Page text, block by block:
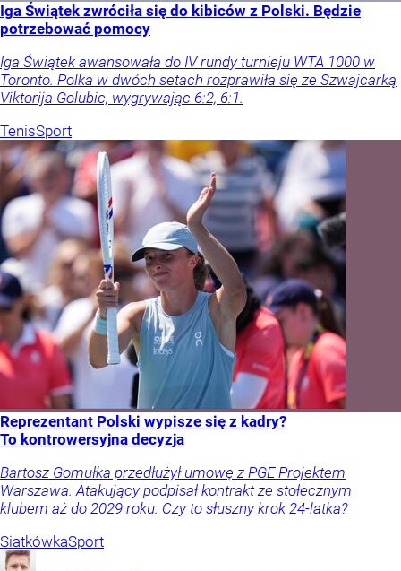
Iga Świątek zwróciła się do kibiców z Polski. Będzie
potrzebować pomocy
Iga Świątek awansowała do IV rundy turnieju WTA 1000 w
Toronto. Polka w dwóch setach rozprawiła się ze Szwajcarką
Viktorija Golubic, wygrywając 6:2, 6:1.
TenisSport
Reprezentant Polski wypisze się z kadry?
To kontrowersyjna decyzja
Bartosz Gomułka przedłużył umowę z PGE Projektem
Warszawa. Atakujący podpisał kontrakt ze stołecznym
klubem aż do 2029 roku. Czy to słuszny krok 24-latka?
SiatkówkaSport